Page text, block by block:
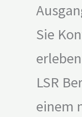
Sie
LSR
einem